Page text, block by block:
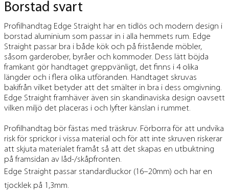
Borstad svart
Profilhandtag Edge Straight har en tidlös och modern design i
borstad aluminium som passar in i alla hemmets rum. Edge
Straight passar bra i både kök och på fristående möbler,
såsom garderober, byråer och kommoder. Dess lätt böjda
framkant gör handtaget greppvänligt, det finns i 4 olika
längder och i flera olika utföranden. Handtaget skruvas
bakifrån vilket betyder att det smälter in bra i dess omgivning.
Edge Straight framhäver även sin skandinaviska design oavsett
vilken miljö det placeras i och lyfter känslan i rummet.
Profilhandtag bör fästas med träskruv. Förborra för att undvika
risk för sprickor i vissa material och för att inte skruven riskerar
att skjuta materialet framåt så att det skapas en utbuktning
på framsidan av låd-/skåpfronten.
Edge Straight passar standardluckor (16–20mm) och har en
tjocklek på 1,3mm.